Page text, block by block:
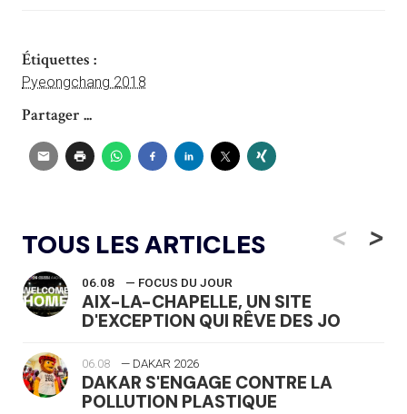
Étiquettes :
Pyeongchang 2018
Partager ...
TOUS LES ARTICLES <
06.08 — FOCUS DU JOUR
AIX-LA-CHAPELLE, UN SITE
D'EXCEPTION QUI RÊVE DES JO
06.08 — DAKAR 2026
DAKAR S'ENGAGE CONTRE LA
POLLUTION PLASTIQUE
>